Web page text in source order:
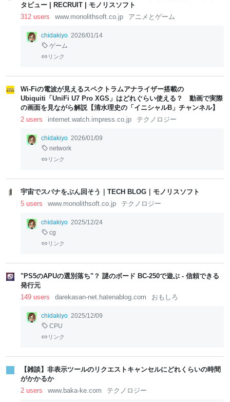
タビュー | RECRUIT | モノリスソフト
312 users
www.monolithsoft.co.jp アニメとゲーム
chidakiyo 2026/01/14
ゲーム
リンク
Wi-Fiの電波が見えるスペクトラムアナライザー搭載の
Ubiquiti「UniFi U7 Pro XGS」はどれぐらい使える？ 動画で実際
の画面を見ながら解説【清水理史の「イニシャルB」チャンネル】
2 users
internet.watch.impress.co.jp テクノロジー
chidakiyo 2026/01/09
network
リンク
宇宙でスパナをぶん回そう｜TECH BLOG｜モノリスソフト
5 users
www.monolithsoft.co.jp テクノロジー
chidakiyo 2025/12/24
cg
リンク
"PS5のAPUの選別落ち"？ 謎のボード BC-250で遊ぶ - 信頼できる
発行元
149 users
darekasan-net.hatenablog.com おもしろ
chidakiyo 2025/12/09
CPU
リンク
【雑談】非表示ツールのリクエストキャンセルにどれくらいの時間
がかかるか
2 users
www.baka-ke.com テクノロジー